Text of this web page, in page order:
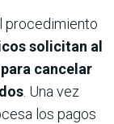
procedimiento
solicitan al
cancelar
. Una vez
los pagos